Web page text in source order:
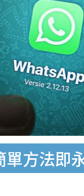
方法即